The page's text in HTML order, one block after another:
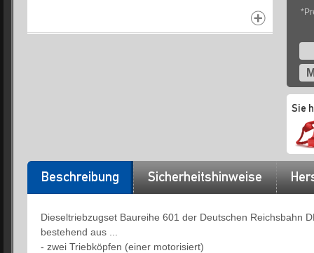
Sie
Beschreibung Sicherheitshinweise
Dieseltriebzugset Baureihe 601 der Deutschen Reichsbahn
bestehend aus ...
- zwei Triebköpfen (einer motorisiert)